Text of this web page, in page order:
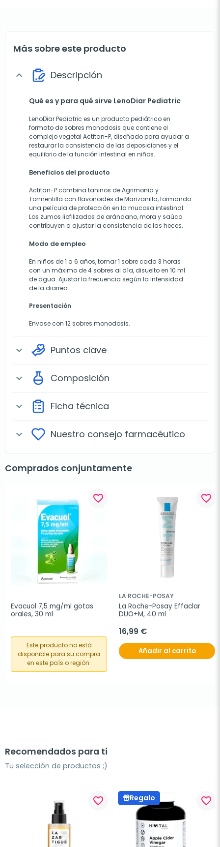
Más sobre este producto
expand_more Descripción
Qué es y para qué sirve LenoDiar Pediatric
LenoDiar Pediatric es un producto pediátrico en
formato de sobres monodosis que contiene el
complejo vegetal Actitan-P, diseñado para ayudar a
restaurar la consistencia de las deposiciones y el
equilibrio de la función intestinal en niños.
Beneficios del producto
Actitan-P combina taninos de Agrimonia y
Tormentilla con flavonoides de Manzanilla, formando
una película de protección en la mucosa intestinal.
Los zumos liofilizados de arándano, mora y saúco
contribuyen a ajustar la consistencia de las heces.
Modo de empleo
En niños de 1 a 6 años, tomar 1 sobre cada 3 horas
con un máximo de 4 sobres al día, disuelto en 10 ml
de agua. Ajustar la frecuencia según la intensidad
de la diarrea.
Presentación
Envase con 12 sobres monodosis.
expand_more Puntos clave
expand_more Composición
expand_more Ficha técnica
expand_more Nuestro consejo farmacéutico
Comprados conjuntamente
favorite_border
Evacuol 7,5 mg/ml gotas
orales, 30 ml
Este producto no está
disponible para su compra
en este país o región.
favorite_border
LA ROCHE-POSAY
La Roche-Posay Effaclar
DUO+M, 40 ml
16,99 €
Añadir al carrito
Recomendados para ti
Tu selección de productos ;)
favorite_border Regalo favorite_border